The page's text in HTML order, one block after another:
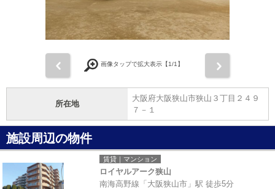
画像タップで拡大表示【1/1】
所在地
大阪府大阪狭山市狭山３丁目２４９
７－１
施設周辺の物件
賃貸｜マンション
ロイヤルアーク狭山
南海高野線「大阪狭山市」駅 徒歩5分